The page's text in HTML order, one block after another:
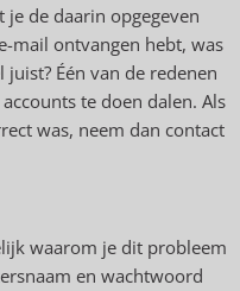
de daarin opgegeven
mail ontvangen hebt, was
Één van de redenen
te doen dalen. Als
was, neem dan contact
waarom je dit probleem
en wachtwoord